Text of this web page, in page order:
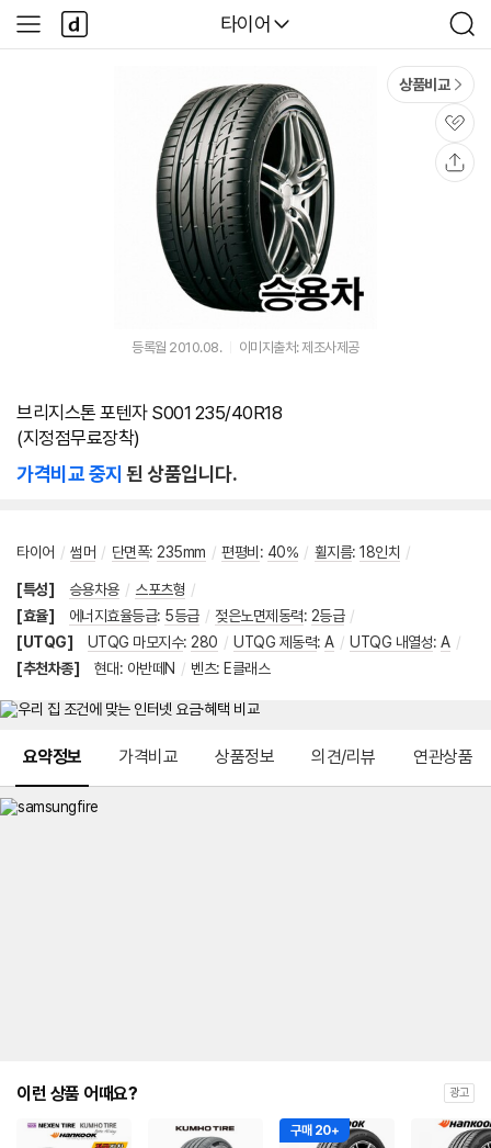
다나와
타이어
검
색
사
이
다
나
와
상품비교
관
심
등록월 2010.08. 이미지출처: 제조사제공
브리지스톤 포텐자 S001 235/40R18
(지정점무료장착)
가격비교 중지 된 상품입니다.
타이어 / 썸머 / 단면폭: 235mm / 편평비 : 40% / 휠지름: 18인치 /
[특성] 승용차용 / 스포츠형 /
[효율]
에너지효율등급: 5등급 / 젖은노면제동력: 2등급 /
[UTQG]
UTQG 마모지수: 280 / UTQG 제동력: A / UTQG 내열성: A /
[추천차종]
현대: 아반떼N / 벤츠: E클래스
요약정보 가격비교 상품정보 의견/리뷰 연관상품
이런 상품 어때요? 광고
구매 20+